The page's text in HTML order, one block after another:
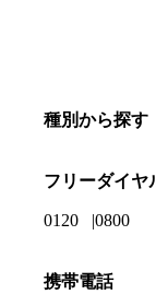
種別から探す
フリーダイヤ
0120 0800
携帯電話